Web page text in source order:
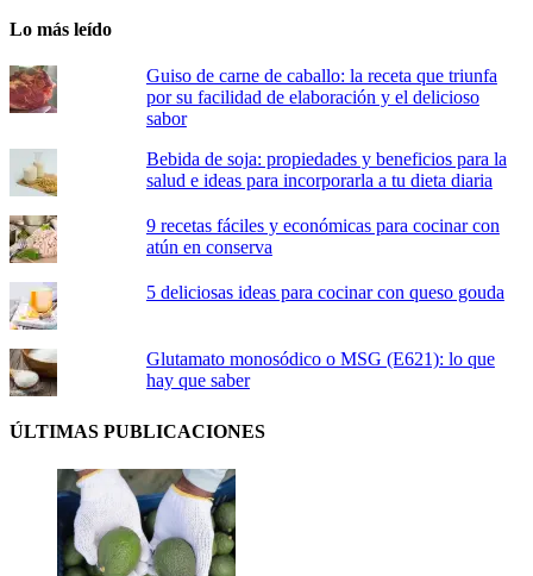
Lo más leído
Guiso de carne de caballo: la receta que triunfa
por su facilidad de elaboración y el delicioso
sabor
Bebida de soja: propiedades y beneficios para la
salud e ideas para incorporarla a tu dieta diaria
9 recetas fáciles y económicas para cocinar con
atún en conserva
5 deliciosas ideas para cocinar con queso gouda
Glutamato monosódico o MSG (E621): lo que
hay que saber
ÚLTIMAS PUBLICACIONES